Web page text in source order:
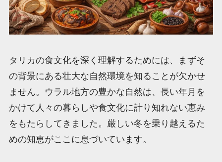
タリカの食文化を深く理解するためには、まずそ
の背景にある壮大な自然環境を知ることが欠かせ
ません。ウラル地方の豊かな自然は、長い年月を
かけて人々の暮らしや食文化に計り知れない恵み
をもたらしてきました。厳しい冬を乗り越えるた
めの知恵がここに息づいています。